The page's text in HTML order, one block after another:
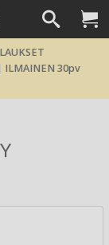
ILMAINEN 30pv